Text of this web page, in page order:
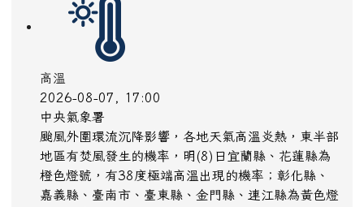
號，請注意。
高溫
2026-08-07, 17:00
中央氣象署
颱風外圍環流沉降影響，各地天氣高溫炎熱，東半部